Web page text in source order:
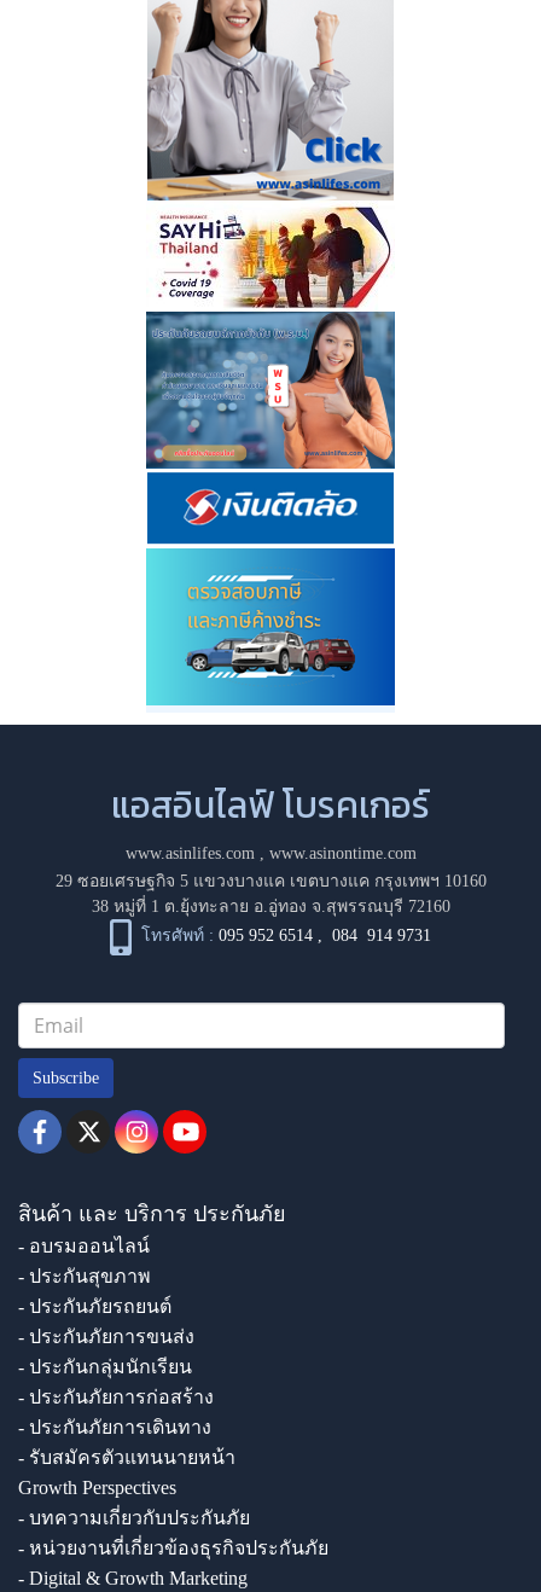
แอสอินไลฟ์ โบรคเกอร์
www.asinlifes.com, www.asinontime.com
29 ซอยเศรษฐกิจ 5 แขวงบางแค เขตบางแค กรุงเทพฯ 10160
38 หมู่ที่ 1 ต.ยุ้งทะลาย อ.อู่ทอง จ.สุพรรณบุรี 72160
โทรศัพท์ : 095 952 6514 ,084 914 9731
Subscribe
สินค้า และ บริการ ประกันภัย
- อบรมออนไลน์
- ประกันสุขภาพ
- ประกันภัยรถยนต์
- ประกันภัยการขนส่ง
- ประกันกลุ่มนักเรียน
- ประกันภัยการก่อสร้าง
- ประกันภัยการเดินทาง
- รับสมัครตัวแทนนายหน้า
Growth Perspectives
- บทความเกี่ยวกับประกันภัย
- หน่วยงานที่เกี่ยวข้องธุรกิจประกันภัย
- Digital & Growth Marketing